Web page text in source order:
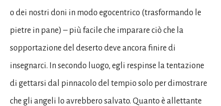
o dei nostri doni in modo egocentrico (trasformando le
pietre in pane) – più facile che imparare ciò che la
sopportazione del deserto deve ancora finire di
insegnarci. In secondo luogo, egli respinse la tentazione
di gettarsi dal pinnacolo del tempio solo per dimostrare
che gli angeli lo avrebbero salvato. Quanto è allettante